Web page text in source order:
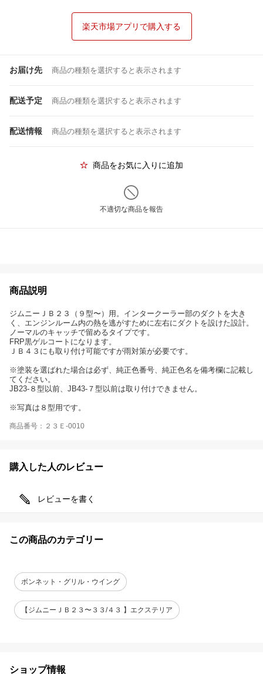
楽天市場アプリで購入する
お届け先 商品の種類を選択すると表示されます
配送予定 商品の種類を選択すると表示されます
配送情報 商品の種類を選択すると表示されます
商品をお気に入りに追加
不適切な商品を報告
商品説明
ジムニーＪＢ２３（９型〜）用。インタークーラー部のダクトを大き
く、エンジンルーム内の熱を逃がすために左右にダクトを設けた設計。
ノーマルのキャッチで留めるタイプです。
FRP黒ゲルコートになります。
ＪＢ４３にも取り付け可能ですが雨対策が必要です。
※塗装を選ばれた場合は必ず、純正色番号、純正色名を備考欄に記載し
てください。
JB23-８型以前、JB43-７型以前は取り付けできません。
※写真は８型用です。
商品番号：２３Ｅ-0010
購入した人のレビュー
レビューを書く
この商品のカテゴリー
ボンネット・グリル・ウイング
【ジムニーＪＢ２３〜３３/４３ 】エクステリア
ショップ情報